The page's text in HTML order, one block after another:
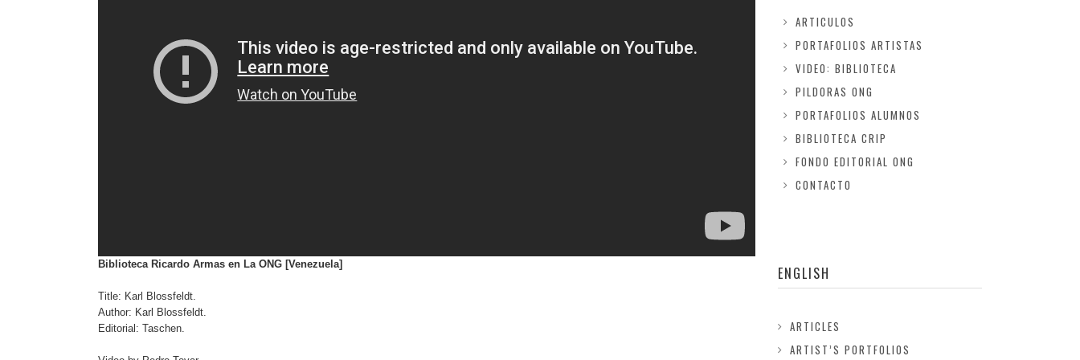
Biblioteca Ricardo Armas en La ONG [Venezuela]
Title: Karl Blossfeldt.
Author: Karl Blossfeldt.
Editorial: Taschen.
ARTICULOS
PORTAFOLIOS ARTISTAS
VIDEO: BIBLIOTECA
PILDORAS ONG
PORTAFOLIOS ALUMNOS
BIBLIOTECA CRIP
FONDO EDITORIAL ONG
CONTACTO
ENGLISH
ARTICLES
ARTIST’S PORTFOLIOS